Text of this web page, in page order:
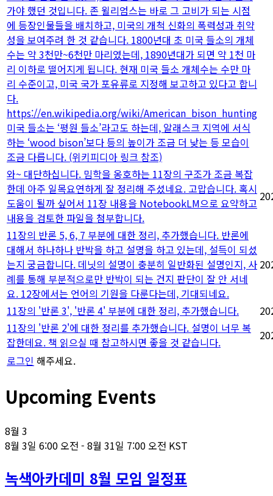
가야 했던 것입니다. 존 윌리엄스는 바로 그 고비가 되는 시점
에 등장인물들을 배치하고, 미국의 개척 신화의 폭력성과 취약
성을 보여주려 한 것 같습니다. 1800년대 초 미국 들소의 개체
수는 약 3천만~6천만 마리였는데, 1890년대가 되면 약 1천 마
리 이하로 떨어지게 됩니다. 현재 미국 들소 개체수는 수만 마
리 수준이고, 미국 국가 포유류로 지정해 보고하고 있다고 합니
다.
https://en.wikipedia.org/wiki/American_bison_hunting
미국 들소는 ‘평원 들소’라고도 하는데, 알래스크 지역에 서식
하는 ‘wood bison’보다 등의 높이가 조금 더 낮는 등 모습이
조금 다릅니다. (위키피디아 링크 참조)
와~ 대단하십니다. 밈학을 옹호하는 11장의 구조가 조금 복잡
한데 아주 일목요연하게 잘 정리해 주셨네요. 고맙습니다. 혹시
도움이 될까 싶어서 11장 내용을 NotebookLM으로 요약하고
내용을 검토한 파일을 첨부합니다.
11장의 반론 5, 6, 7 부분에 대한 정리, 추가했습니다. 반론에
대해서 하나하나 반박을 하고 설명을 하고 있는데, 설득이 되셨
는지 궁금합니다. 데닛의 설명이 충분히 일반화된 설명인지, 사
례를 통해 부분적으로만 반박이 되는 건지 판단이 잘 안 서네
요. 12장에서는 언어의 기원을 다룬다는데, 기대되네요.
11장의 '반론 3', '반론 4' 부분에 대한 정리, 추가했습니다.
11장의 '반론 2'에 대한 정리를 추가했습니다. 설명이 너무 복
잡한데요. 책 읽으실 때 참고하시면 좋을 것 같습니다.
로그인 해주세요.
Upcoming Events
8월 3
8월 3일 6:00 오전 - 8월 31일 7:00 오전 KST
녹색아카데미 8월 모임 일정표